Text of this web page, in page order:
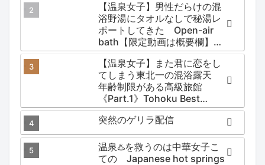
【温泉女子】男性だらけの混
浴野湯にタオルなしで秘湯レ
ポートしてきた Open-air
bath【限定動画は概要欄】尻
焼温泉郷 川の湯
【温泉女子】また君に恋をし
てしまう東北一の混浴露天
年齢制限がある高級旅館
《Part.1》Tohoku Best
Secret hotspring #japan
#koteno
突然のゲリラ配信
温泉♨️を救うのは中華女子こ
ての Japanese hot springs